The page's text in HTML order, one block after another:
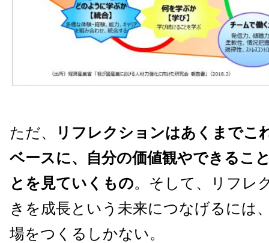
ただ、
リフレクションはあくまでこ
ベースに、自分の価値観やできるこ
とを見ていくもの。そして、リフレ
きを成長という未来につなげるには
場をつくるしかない。